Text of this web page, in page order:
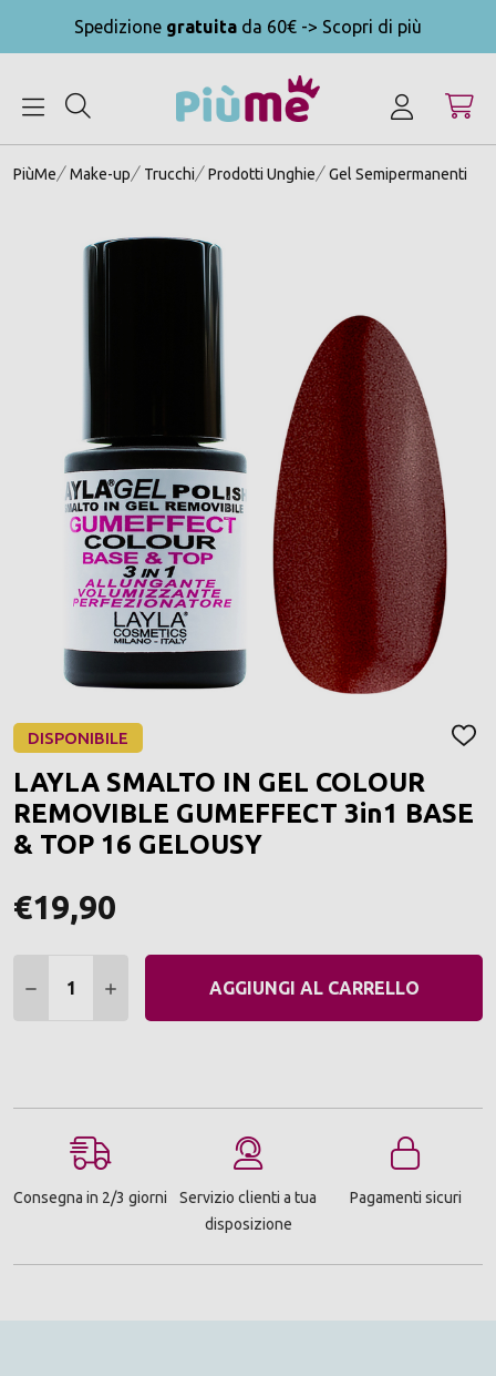
Spedizione gratuita da 60€ -> Scopri di più
PiùMe Make-up Trucchi Prodotti Unghie Gel Semipermanenti
DISPONIBILE
LAYLA SMALTO IN GEL COLOUR
REMOVIBLE GUMEFFECT 3in1 BASE
& TOP 16 GELOUSY
€19,90
DIMINUIRE QUANTITÀ:
AUMENTARE QUANTITÀ:
AGGIUNGI AL CARRELLO
Consegna in 2/3 giorni
Servizio clienti a tua
disposizione
Pagamenti sicuri